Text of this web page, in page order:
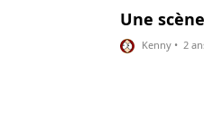
Une
Kenny • 2